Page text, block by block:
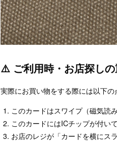
⚠️ ご利用時・お店探し
実際にお買い物をする際には以下の
このカードはスワイプ（磁気読
このカードにはICチップが付い
お店のレジが「カードを横にス